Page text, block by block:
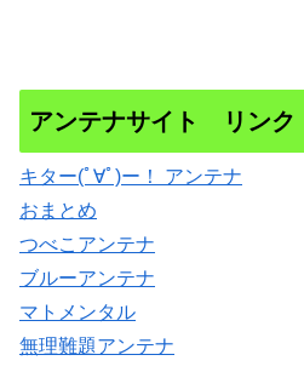
アンテナサイト リンク
キター(ﾟ∀ﾟ)ー！ アンテナ
おまとめ
つべこアンテナ
ブルーアンテナ
マトメンタル
無理難題アンテナ